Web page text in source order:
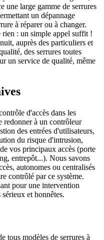
une large gamme de serrures
un dépannage
à réparer ou à changer.
rien : un simple appel suffit !
auprès des particuliers et
des serrures toutes
un service de qualité, même
d'accès dans les
redonner à un contrôleur
des entrées d'utilisateurs,
du risque d'intrusion,
vos principaux accès (porte
entrepôt...). Nous savons
autonomes ou centralisés
contrôlé par ce système.
pour une intervention
et honnêtes.
tous modèles de serrures à